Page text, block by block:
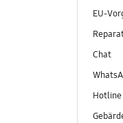
EU-
Chat
Hotline